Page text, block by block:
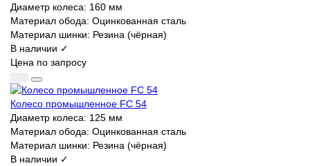
Диаметр колеса: 160 мм
Материал обода: Оцинкованная сталь
Материал шинки: Резина (чёрная)
В наличии ✓
Цена по запросу
Колесо промышленное FC 54
Диаметр колеса: 125 мм
Материал обода: Оцинкованная сталь
Материал шинки: Резина (чёрная)
В наличии ✓